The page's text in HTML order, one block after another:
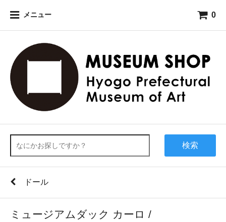
メニュー 0
検索
ドール
ミュージアムダック カーロ /